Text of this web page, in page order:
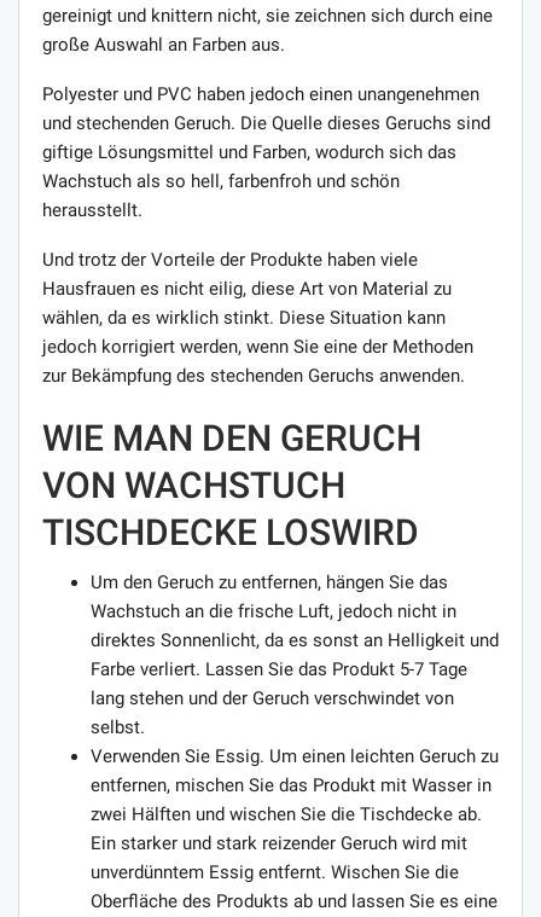
gereinigt und knittern nicht, sie zeichnen sich durch eine
große Auswahl an Farben aus.
Polyester und PVC haben jedoch einen unangenehmen
und stechenden Geruch. Die Quelle dieses Geruchs sind
giftige Lösungsmittel und Farben, wodurch sich das
Wachstuch als so hell, farbenfroh und schön
herausstellt.
Und trotz der Vorteile der Produkte haben viele
Hausfrauen es nicht eilig, diese Art von Material zu
wählen, da es wirklich stinkt. Diese Situation kann
jedoch korrigiert werden, wenn Sie eine der Methoden
zur Bekämpfung des stechenden Geruchs anwenden.
WIE MAN DEN GERUCH
VON WACHSTUCH
TISCHDECKE LOSWIRD
Um den Geruch zu entfernen, hängen Sie das
Wachstuch an die frische Luft, jedoch nicht in
direktes Sonnenlicht, da es sonst an Helligkeit und
Farbe verliert. Lassen Sie das Produkt 5-7 Tage
lang stehen und der Geruch verschwindet von
selbst.
Verwenden Sie Essig. Um einen leichten Geruch zu
entfernen, mischen Sie das Produkt mit Wasser in
zwei Hälften und wischen Sie die Tischdecke ab.
Ein starker und stark reizender Geruch wird mit
unverdünntem Essig entfernt. Wischen Sie die
Oberfläche des Produkts ab und lassen Sie es eine